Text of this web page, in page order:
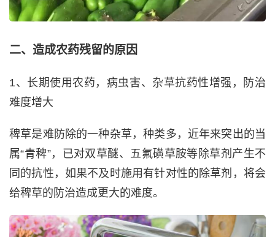
二、造成农药残留的原因
1、长期使用农药，病虫害、杂草抗药性增强，防治
难度增大
稗草是难防除的一种杂草，种类多，近年来突出的当
属“青稗”，已对双草醚、五氟磺草胺等除草剂产生不
同的抗性，如果不及时施用有针对性的除草剂，将会
给稗草的防治造成更大的难度。